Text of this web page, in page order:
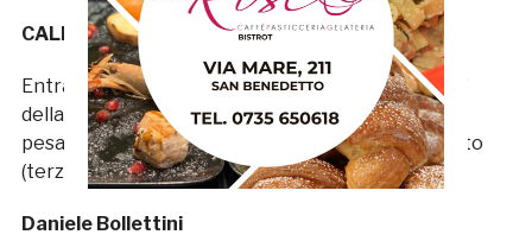
CALDERINI 7
Entra in campo quando se ne sono andati 24’ e 52’’
della ripresa ed impiega 22’’ per segnare un gol
pesantissimo, il primo su azione del suo campionato
(terzo complessivo). Roba da guinness.
Daniele Bollettini